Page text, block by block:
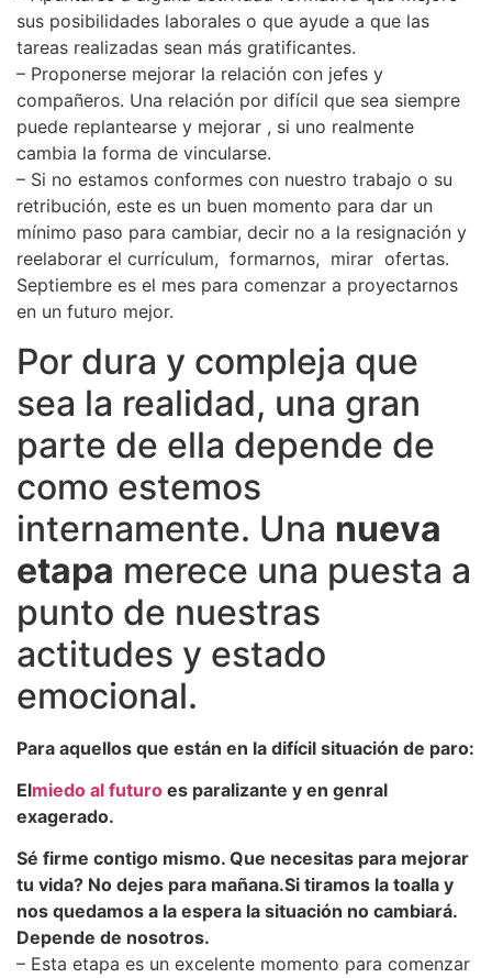
sus posibilidades laborales o que ayude a que las
tareas realizadas sean más gratificantes.
– Proponerse mejorar la relación con jefes y
compañeros. Una relación por difícil que sea siempre
puede replantearse y mejorar , si uno realmente
cambia la forma de vincularse.
– Si no estamos conformes con nuestro trabajo o su
retribución, este es un buen momento para dar un
mínimo paso para cambiar, decir no a la resignación y
reelaborar el currículum, formarnos, mirar ofertas.
Septiembre es el mes para comenzar a proyectarnos
en un futuro mejor.
Por dura y compleja que
sea la realidad, una gran
parte de ella depende de
como estemos
internamente. Una nueva
etapa merece una puesta a
punto de nuestras
actitudes y estado
emocional.
Para aquellos que están en la difícil situación de paro:
Elmiedo al futuro es paralizante y en genral
exagerado.
Sé firme contigo mismo. Que necesitas para mejorar
tu vida? No dejes para mañana.Si tiramos la toalla y
nos quedamos a la espera la situación no cambiará.
Depende de nosotros.
– Esta etapa es un excelente momento para comenzar